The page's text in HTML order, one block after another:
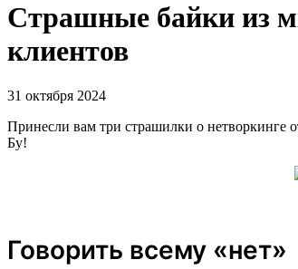
Страшные байки из
клиентов
31 октября 2024
Принесли вам три страшилки о нетворкинге
Бу!
Говорить всему «нет»